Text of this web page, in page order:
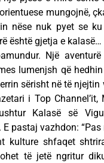
mungojnë,
nëse nuk pyet se
është gjetja e
Një
lumenjsh që
sërisht në të njejtin
i Top Channel’it,
Kalasë së
E pastaj vazhdon:
kulture shfaqet
të jetë ngritur